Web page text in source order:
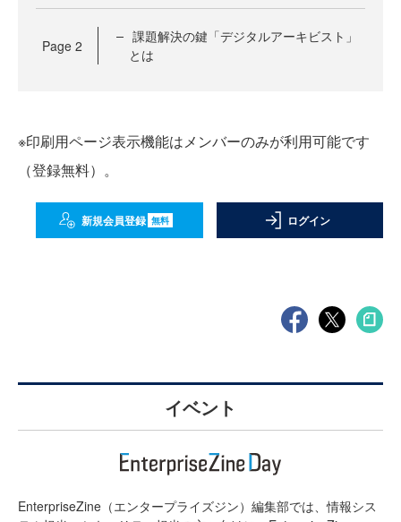
Page 2
課題解決の鍵「デジタルアーキビスト」
とは
※印刷用ページ表示機能はメンバーのみが利用可能です
（登録無料）。
新規会員登録 無料 ログイン
イベント
EnterpriseZine（エンタープライズジン）編集部では、情報シス